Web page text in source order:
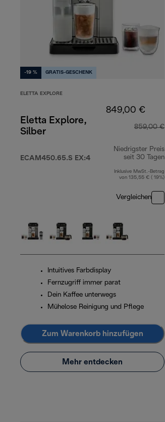
-19 % GRATIS-GESCHENK
ELETTA EXPLORE
Eletta Explore,
Silber
ECAM450.65.S EX:4
849,00 €
859,00 €
Niedrigster Preis
seit 30 Tagen
Inklusive MwSt.-Betrag
von 135,55 € ( 19%)
Vergleichen
Intuitives Farbdisplay
Fernzugriff immer parat
Dein Kaffee unterwegs
Mühelose Reinigung und Pflege
Zum Warenkorb hinzufügen
Mehr entdecken